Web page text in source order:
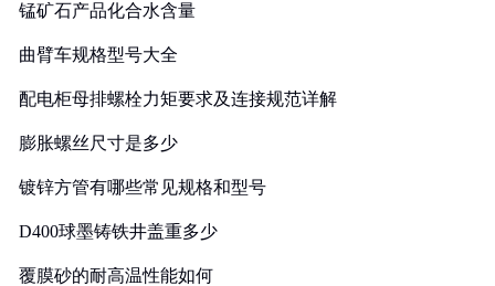
锰矿石产品化合水含量
曲臂车规格型号大全
配电柜母排螺栓力矩要求及连接规范详解
膨胀螺丝尺寸是多少
镀锌方管有哪些常见规格和型号
D400球墨铸铁井盖重多少
覆膜砂的耐高温性能如何